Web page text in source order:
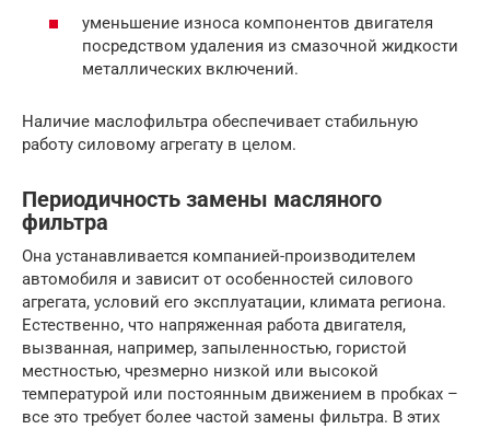
уменьшение износа компонентов двигателя
посредством удаления из смазочной жидкости
металлических включений.
Наличие маслофильтра обеспечивает стабильную
работу силовому агрегату в целом.
Периодичность замены масляного
фильтра
Она устанавливается компанией-производителем
автомобиля и зависит от особенностей силового
агрегата, условий его эксплуатации, климата региона.
Естественно, что напряженная работа двигателя,
вызванная, например, запыленностью, гористой
местностью, чрезмерно низкой или высокой
температурой или постоянным движением в пробках –
все это требует более частой замены фильтра. В этих